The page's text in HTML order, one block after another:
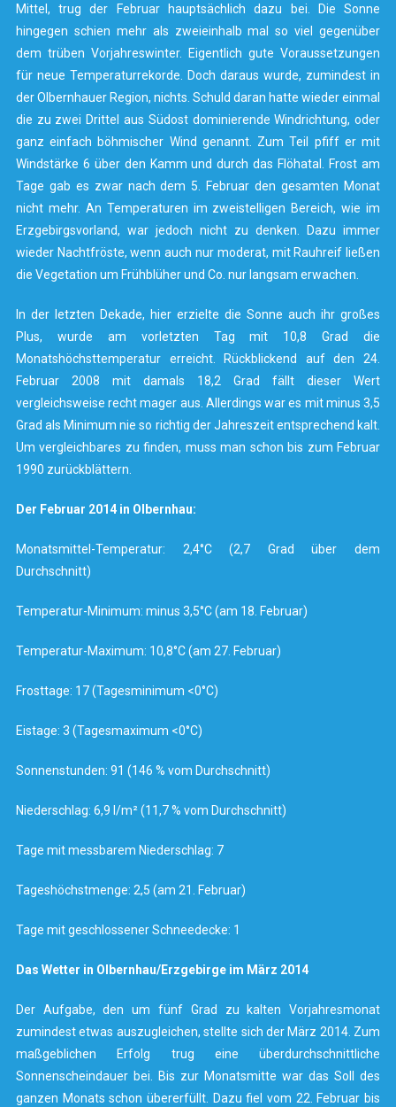
Mittel, trug der Februar hauptsächlich dazu bei. Die Sonne
hingegen schien mehr als zweieinhalb mal so viel gegenüber
dem trüben Vorjahreswinter. Eigentlich gute Voraussetzungen
für neue Temperaturrekorde. Doch daraus wurde, zumindest in
der Olbernhauer Region, nichts. Schuld daran hatte wieder einmal
die zu zwei Drittel aus Südost dominierende Windrichtung, oder
ganz einfach böhmischer Wind genannt. Zum Teil pfiff er mit
Windstärke 6 über den Kamm und durch das Flöhatal. Frost am
Tage gab es zwar nach dem 5. Februar den gesamten Monat
nicht mehr. An Temperaturen im zweistelligen Bereich, wie im
Erzgebirgsvorland, war jedoch nicht zu denken. Dazu immer
wieder Nachtfröste, wenn auch nur moderat, mit Rauhreif ließen
die Vegetation um Frühblüher und Co. nur langsam erwachen.
In der letzten Dekade, hier erzielte die Sonne auch ihr großes
Plus, wurde am vorletzten Tag mit 10,8 Grad die
Monatshöchsttemperatur erreicht. Rückblickend auf den 24.
Februar 2008 mit damals 18,2 Grad fällt dieser Wert
vergleichsweise recht mager aus. Allerdings war es mit minus 3,5
Grad als Minimum nie so richtig der Jahreszeit entsprechend kalt.
Um vergleichbares zu finden, muss man schon bis zum Februar
1990 zurückblättern.
Der Februar 2014 in Olbernhau:
Monatsmittel-Temperatur: 2,4°C (2,7 Grad über dem
Durchschnitt)
Temperatur-Minimum: minus 3,5°C (am 18. Februar)
Temperatur-Maximum: 10,8°C (am 27. Februar)
Frosttage: 17 (Tagesminimum <0°C)
Eistage: 3 (Tagesmaximum <0°C)
Sonnenstunden: 91 (146 % vom Durchschnitt)
Niederschlag: 6,9 l/m² (11,7 % vom Durchschnitt)
Tage mit messbarem Niederschlag: 7
Tageshöchstmenge: 2,5 (am 21. Februar)
Tage mit geschlossener Schneedecke: 1
Das Wetter in Olbernhau/Erzgebirge im März 2014
Der Aufgabe, den um fünf Grad zu kalten Vorjahresmonat
zumindest etwas auszugleichen, stellte sich der März 2014. Zum
maßgeblichen Erfolg trug eine überdurchschnittliche
Sonnenscheindauer bei. Bis zur Monatsmitte war das Soll des
ganzen Monats schon übererfüllt. Dazu fiel vom 22. Februar bis